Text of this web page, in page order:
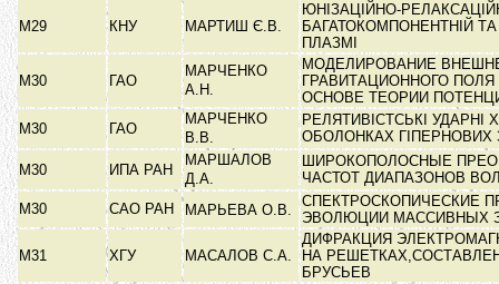
М29 КНУ МАРТИШ Є.В.
ЮНІЗАЦІЙНО-
БАГАТОКОМПОНЕНТНІЙ
ПЛАЗМІ
М30 ГАО
МАРЧЕНКО
А.Н.
МОДЕЛИРОВАНИЕ
ГРАВИТАЦИОННОГО
ОСНОВЕ ТЕОРИИ
М30
ГАО
МАРЧЕНКО
В.В.
РЕЛЯТИВІСТСЬКІ УДАРНІ
ОБОЛОНКАХ ГІПЕРНОВИХ
М30
ИПА РАН
МАРШАЛОВ
Д.А.
ШИРОКОПОЛОСНЫЕ
ЧАСТОТ ДИАПАЗОНОВ
М30
САО РАН МАРЬЕВА О.В.
СПЕКТРОСКОПИЧЕСКИЕ
ЭВОЛЮЦИИ МАССИВНЫХ
М31 ХГУ МАСАЛОВ С.А.
ДИФРАКЦИЯ
НА
БРУСЬЕВ